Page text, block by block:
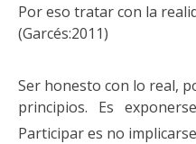
Por eso tratar con la
(Garcés:2011)
Ser honesto con lo
principios. Es
Participar es no